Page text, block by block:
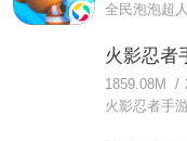
火影忍者
1859.08M /